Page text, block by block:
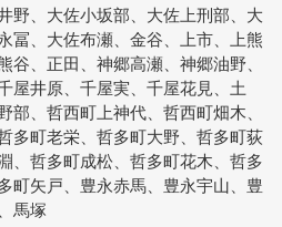
野、大佐小坂部、大佐上刑部、大
冨、大佐布瀬、金谷、上市、上熊
谷、正田、神郷高瀬、神郷油野、
屋井原、千屋実、千屋花見、土
部、哲西町上神代、哲西町畑木、
多町老栄、哲多町大野、哲多町荻
、哲多町成松、哲多町花木、哲多
町矢戸、豊永赤馬、豊永宇山、豊
馬塚